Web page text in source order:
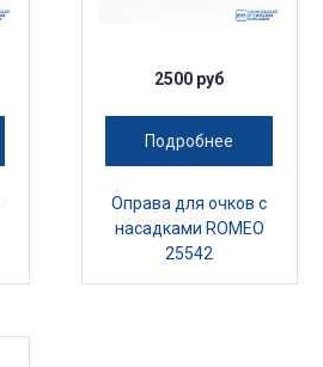
2500 руб
Подробнее
Оправа для очков с
насадками ROMEO
25542